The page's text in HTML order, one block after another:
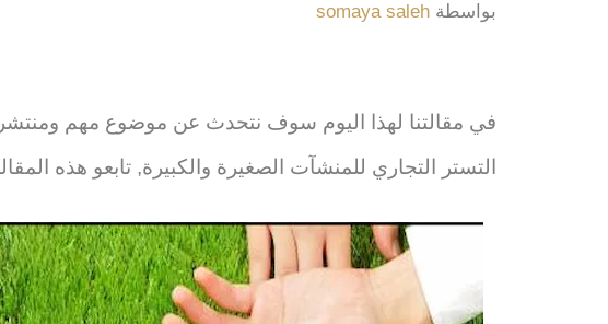
بواسطة somaya saleh
في مقالتنا لهذا اليوم سوف نتحدث عن موضوع مهم
التستر التجاري للمنشآت الصغيرة والكبيرة, تابعو هذه